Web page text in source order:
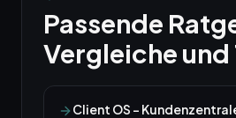
Passende
Vergleiche und
Client OS –